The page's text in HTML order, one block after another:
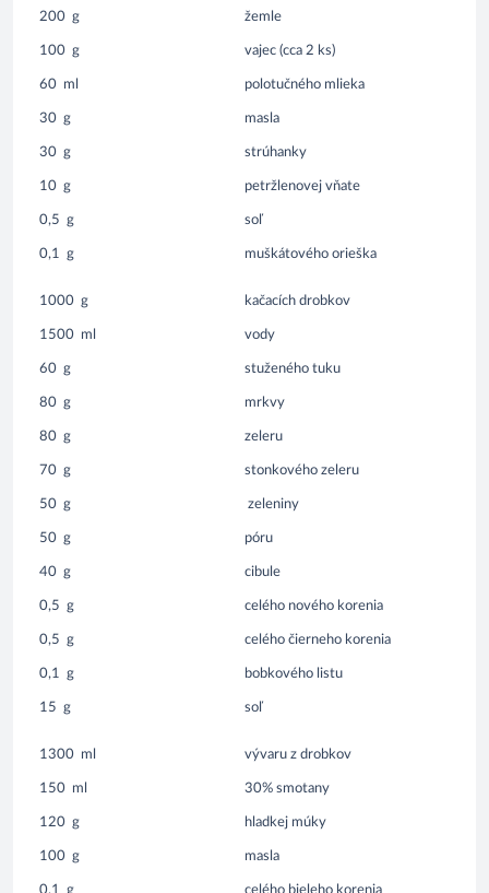
200 g žemle
100 g vajec (cca 2 ks)
60 ml polotučného mlieka
30 g masla
30 g strúhanky
10 g petržlenovej vňate
0,5 g soľ
0,1 g muškátového orieška
1000 g kačacích drobkov
1500 ml vody
60 g stuženého tuku
80 g mrkvy
80 g zeleru
70 g stonkového zeleru
50 g zeleniny
50 g póru
40 g cibule
0,5 g celého nového korenia
0,5 g celého čierneho korenia
0,1 g bobkového listu
15 g soľ
1300 ml vývaru z drobkov
150 ml 30% smotany
120 g hladkej múky
100 g masla